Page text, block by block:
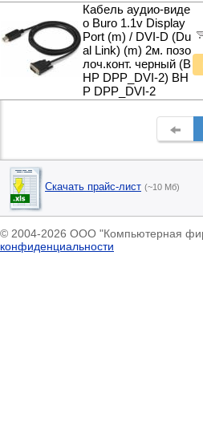
Кабель аудио-виде
о Buro 1.1v Display
Port (m) / DVI-D (Du
al Link) (m) 2м. позо
лоч.конт. черный (B
HP DPP_DVI-2) BH
P DPP_DVI-2
Скачать прайс-лист (~10 Мб)
© 2004-2026 ООО "Компьютерная
конфиденциальности